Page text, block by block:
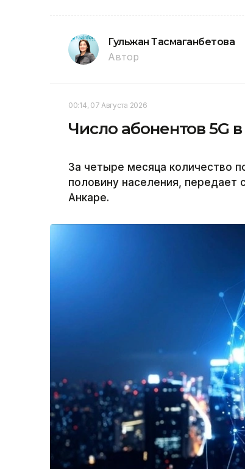
Гульжан Тасмаганбетова
Автор
00:14, 07 Августа 2026
Число абонентов 5G
За четыре месяца количество
половину населения, передает
Анкаре.